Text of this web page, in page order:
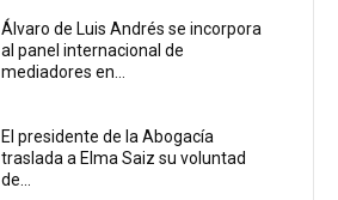
Álvaro de Luis Andrés se incorpora
al panel internacional de
mediadores en...
El presidente de la Abogacía
traslada a Elma Saiz su voluntad
de...